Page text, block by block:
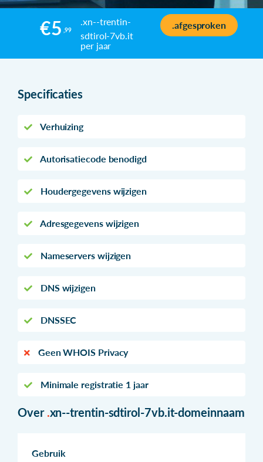
€5 ,99
.xn--trentin-
sdtirol-7vb.it
per jaar
.afgesproken
Specificaties
Verhuizing
Autorisatiecode benodigd
Houdergegevens wijzigen
Adresgegevens wijzigen
Nameservers wijzigen
DNS wijzigen
DNSSEC
Geen WHOIS Privacy
Minimale registratie 1 jaar
Over .xn--trentin-sdtirol-7vb.it-domeinnaam
Gebruik